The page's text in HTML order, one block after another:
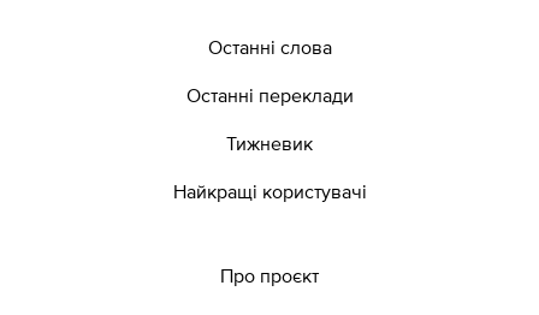
Останні слова
Останні переклади
Тижневик
Найкращі користувачі
Про проєкт